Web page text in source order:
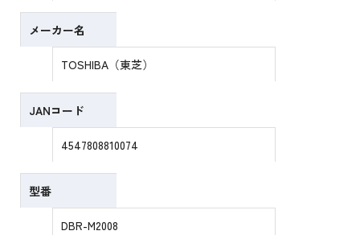
メーカー名
TOSHIBA（東芝）
JANコード
4547808810074
型番
DBR-M2008